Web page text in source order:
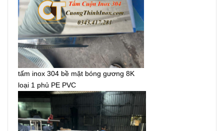
tấm inox 304 bề mặt bóng gương 8K
loại 1 phủ PE PVC